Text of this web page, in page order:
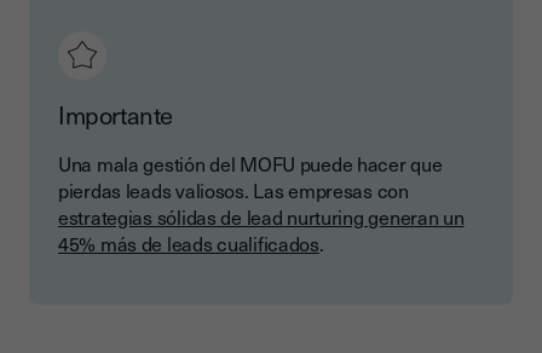
Importante
Una mala gestión del MOFU puede hacer que
pierdas leads valiosos. Las empresas con
estrategias sólidas de lead nurturing generan un
45% más de leads cualificados.